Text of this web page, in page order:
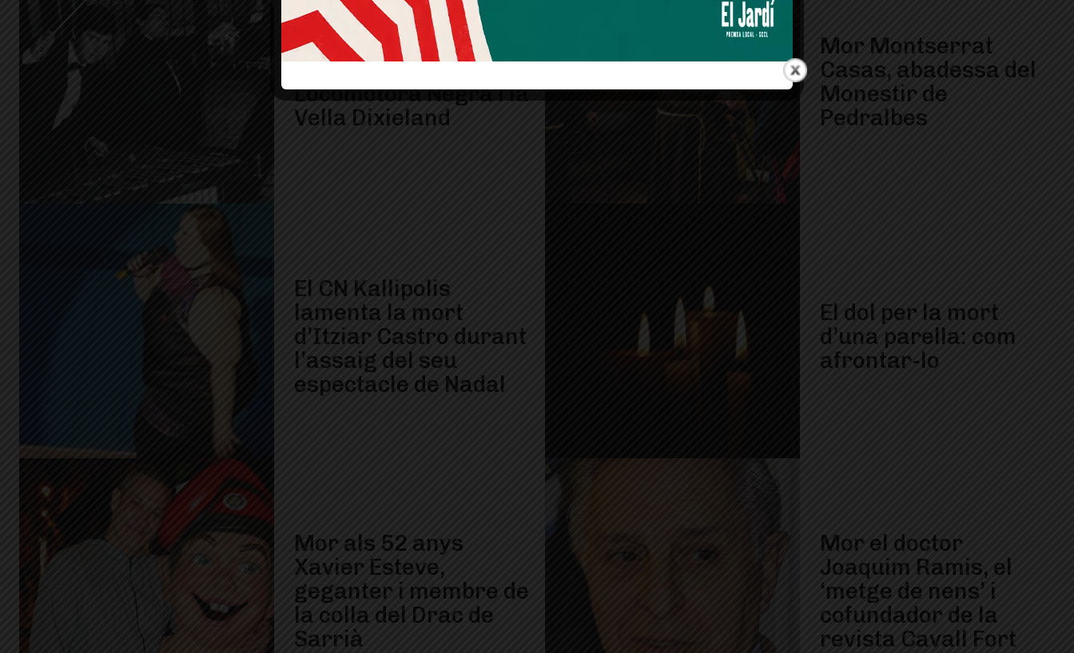
Mor Oriol Bordas, el
virtuós músic de la
Locomotora Negra i la
Vella Dixieland
Mor Montserrat
Casas, abadessa del
Monestir de
Pedralbes
El CN Kallipolis
lamenta la mort
d’Itziar Castro durant
l’assaig del seu
espectacle de Nadal
El dol per la mort
d’una parella: com
afrontar-lo
Mor als 52 anys
Xavier Esteve,
geganter i membre de
la colla del Drac de
Sarrià
Mor el doctor
Joaquim Ramis, el
‘metge de nens’ i
cofundador de la
revista Cavall Fort